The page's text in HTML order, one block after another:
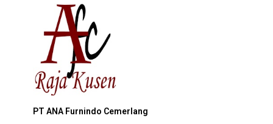
PT ANA Furnindo Cemerlang